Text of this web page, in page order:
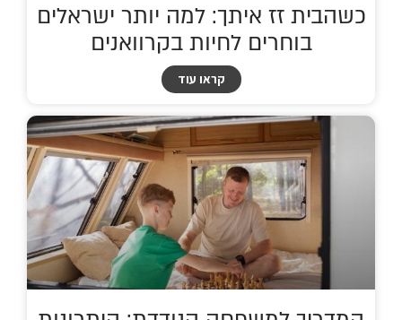
כשהבית זז איתך: למה יותר ישראלים
בוחרים לחיות בקרוואנים
קראו עוד